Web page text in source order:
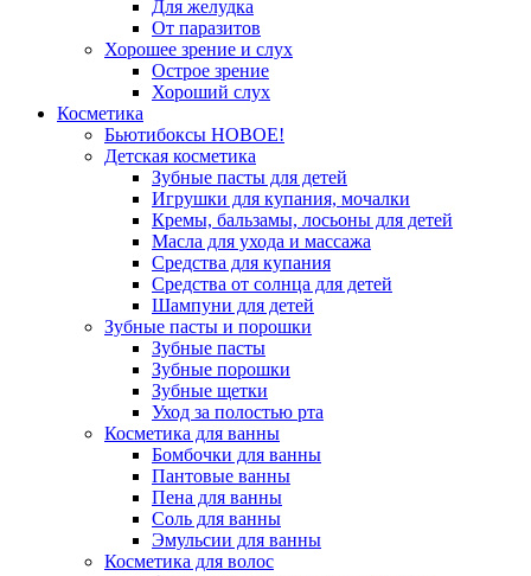
Для желудка
От паразитов
Хорошее зрение и слух
Острое зрение
Хороший слух
Косметика
Бьютибоксы НОВОЕ!
Детская косметика
Зубные пасты для детей
Игрушки для купания, мочалки
Кремы, бальзамы, лосьоны для детей
Масла для ухода и массажа
Средства для купания
Средства от солнца для детей
Шампуни для детей
Зубные пасты и порошки
Зубные пасты
Зубные порошки
Зубные щетки
Уход за полостью рта
Косметика для ванны
Бомбочки для ванны
Пантовые ванны
Пена для ванны
Соль для ванны
Эмульсии для ванны
Косметика для волос